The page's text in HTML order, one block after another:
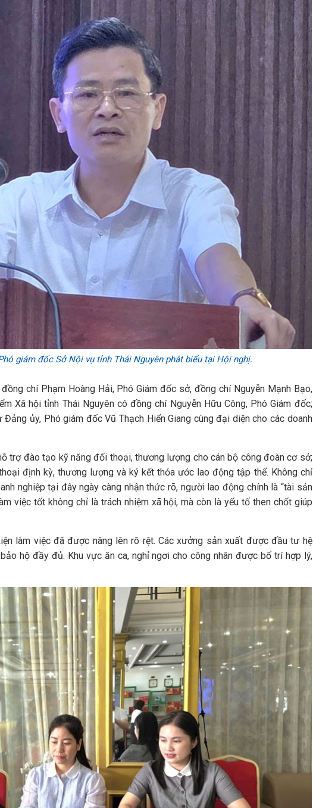
giám đốc Sở Nội vụ tỉnh Thái Nguyên phát biểu tại Hội nghị.
chí Phạm Hoàng Hải, Phó Giám đốc sở, đồng chí Nguyễn Mạnh Bạo,
Xã hội tỉnh Thái Nguyên có đồng chí Nguyễn Hữu Công, Phó Giám đốc;
ủy, Phó giám đốc Vũ Thạch Hiển Giang cùng đại diện cho các doanh
trợ đào tạo kỹ năng đối thoại, thương lượng cho cán bộ công đoàn cơ sở;
định kỳ, thương lượng và ký kết thỏa ước lao động tập thể. Không chỉ
nghiệp tại đây ngày càng nhận thức rõ, người lao động chính là “tài sản
việc tốt không chỉ là trách nhiệm xã hội, mà còn là yếu tố then chốt giúp
làm việc đã được nâng lên rõ rệt. Các xưởng sản xuất được đầu tư hệ
hộ đầy đủ. Khu vực ăn ca, nghỉ ngơi cho công nhân được bố trí hợp lý,